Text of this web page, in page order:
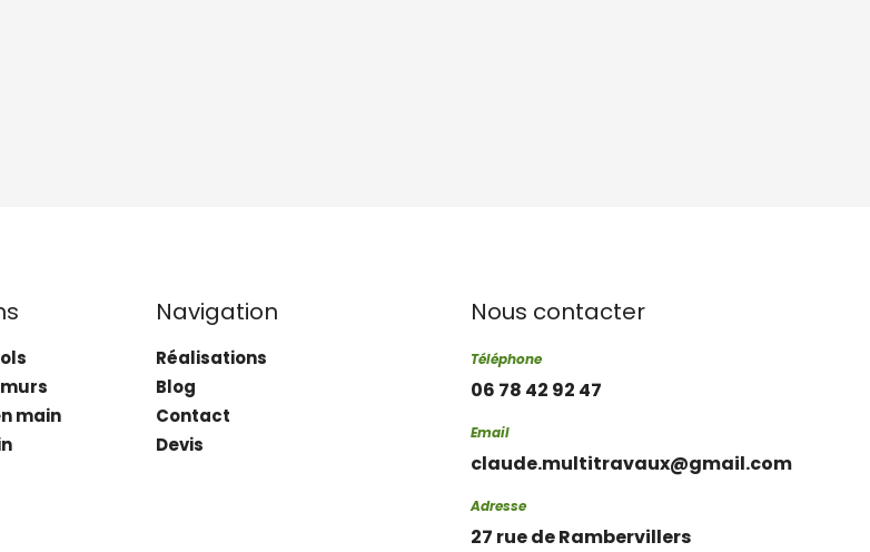
main
Navigation
Réalisations
Blog
Contact
Devis
Nous contacter
Téléphone
06 78 42 92 47
Email
claude.multitravaux@gmail.com
Adresse
27 rue de Rambervillers